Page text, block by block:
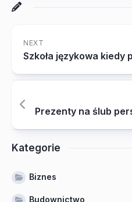
NEXT
Szkoła językowa kiedy
Prezenty na ślub
Kategorie
Biznes
Budownictwo